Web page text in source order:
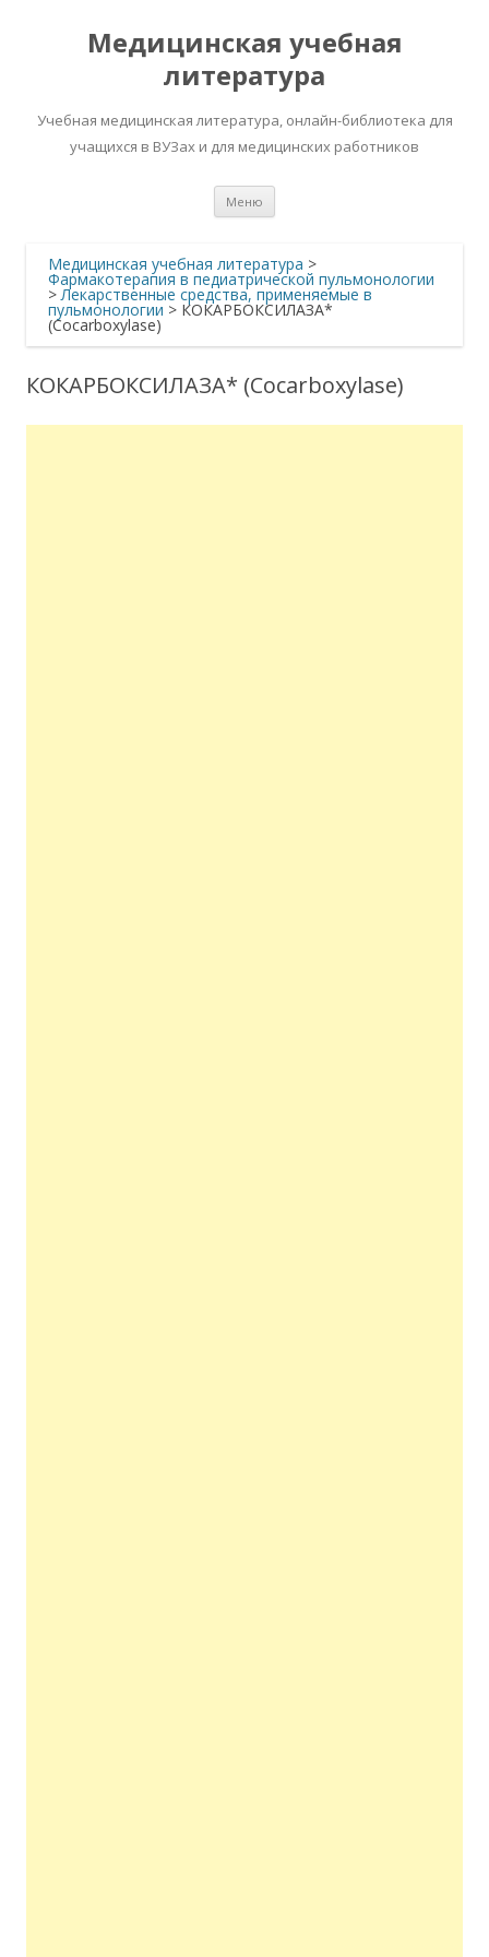
Медицинская учебная
литература
Учебная медицинская литература, онлайн-библиотека для
учащихся в ВУЗах и для медицинских работников
Меню
Медицинская учебная литература >
Фармакотерапия в педиатрической пульмонологии
>Лекарственные средства, применяемые в
пульмонологии > КОКАРБОКСИЛАЗА*
(Cocarboxylase)
КОКАРБОКСИЛАЗА* (Cocarboxylase)